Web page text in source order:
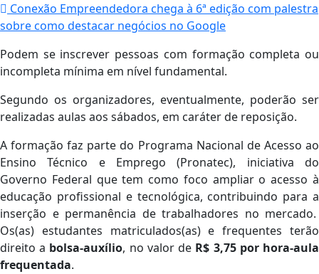
Conexão Empreendedora chega à 6ª edição com palestra
sobre como destacar negócios no Google
Podem se inscrever pessoas com formação completa ou
incompleta mínima em nível fundamental.
Segundo os organizadores, eventualmente, poderão ser
realizadas aulas aos sábados, em caráter de reposição.
A formação faz parte do Programa Nacional de Acesso ao
Ensino Técnico e Emprego (Pronatec), iniciativa do
Governo Federal que tem como foco ampliar o acesso à
educação profissional e tecnológica, contribuindo para a
inserção e permanência de trabalhadores no mercado.
Os(as) estudantes matriculados(as) e frequentes terão
direito a bolsa-auxílio, no valor de R$ 3,75 por hora-aula
frequentada.